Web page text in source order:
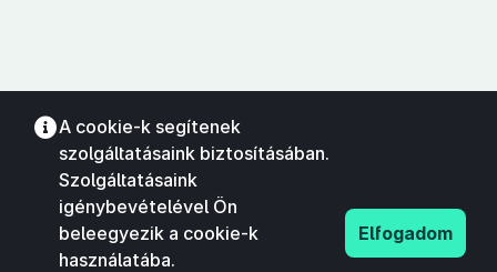
A cookie-k segítenek
szolgáltatásaink biztosításában.
Szolgáltatásaink
igénybevételével Ön
beleegyezik a cookie-k
használatába.
Elfogadom